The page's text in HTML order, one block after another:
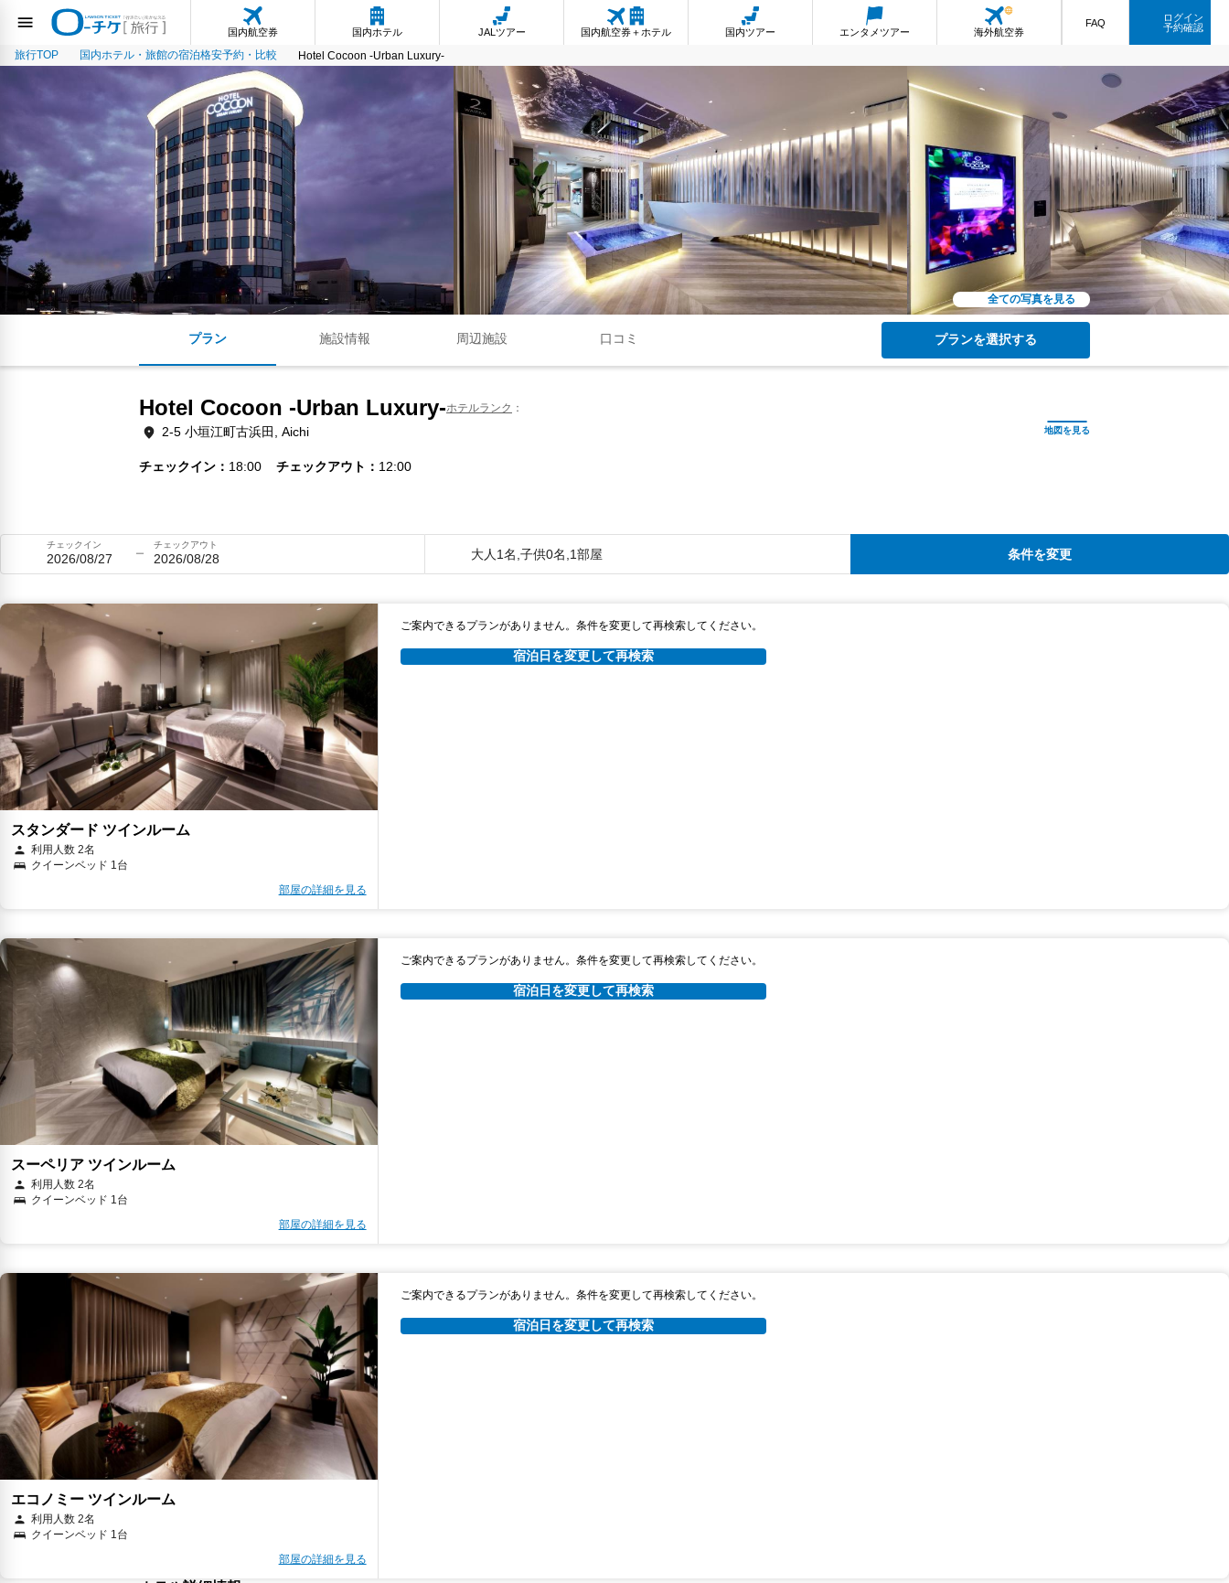
国内航空券 国内ホテル JALツアー 国内航空券＋ホテル 国内ツアー エンタメツアー 海外航空券
FAQ
ログイン
予約確認
旅行TOP 国内ホテル・旅館の宿泊格安予約・比較 Hotel Cocoon -Urban Luxury-
全ての写真を見る
プラン 施設情報 周辺施設 口コミ プランを選択する
Hotel Cocoon -Urban Luxury-ホテルランク
2-5 小垣江町古浜田, Aichi
チェックイン 18:00 チェックアウト 12:00
チェックイン
2026/08/27
チェックアウト
2026/08/28 大人1名,子供0名,1部屋 条件を変更
スタンダード ツインルーム
利用人数 2名
クイーンベッド 1台
部屋の詳細を見る
ご案内できるプランがありません。条件を変更して再検索してください。
宿泊日を変更して再検索
スーペリア ツインルーム
利用人数 2名
クイーンベッド 1台
部屋の詳細を見る
ご案内できるプランがありません。条件を変更して再検索してください。
宿泊日を変更して再検索
エコノミー ツインルーム
利用人数 2名
クイーンベッド 1台
部屋の詳細を見る
ご案内できるプランがありません。条件を変更して再検索してください。
宿泊日を変更して再検索